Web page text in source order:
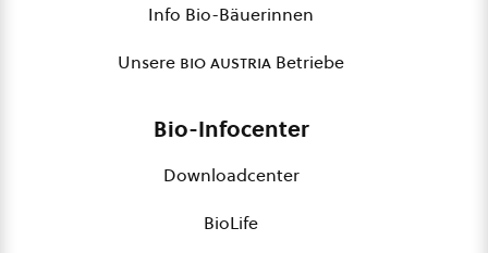
Info Bio-Bäuerinnen
Unsere bio austria Betriebe
Bio-Infocenter
Downloadcenter
BioLife